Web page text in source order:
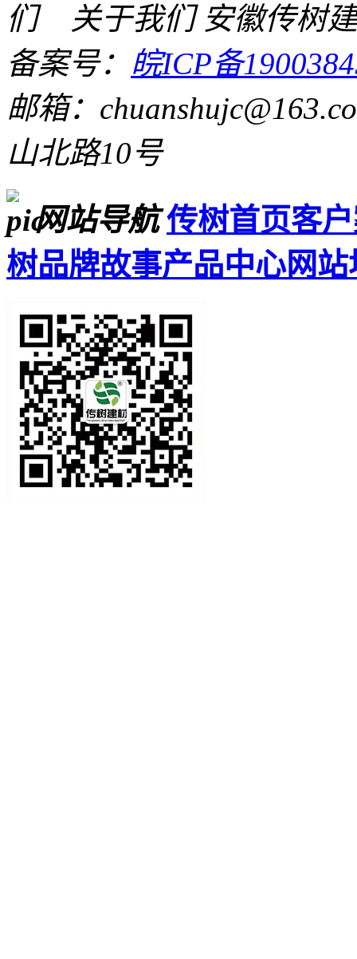
关于我们 安徽传树
备案号： 皖ICP备
邮箱：
山北路10号
网站导航 传树首页客
树品牌故事产品中心网站